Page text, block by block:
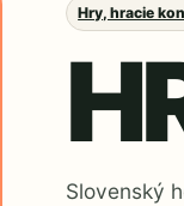
Hry, hracie
Slovenský